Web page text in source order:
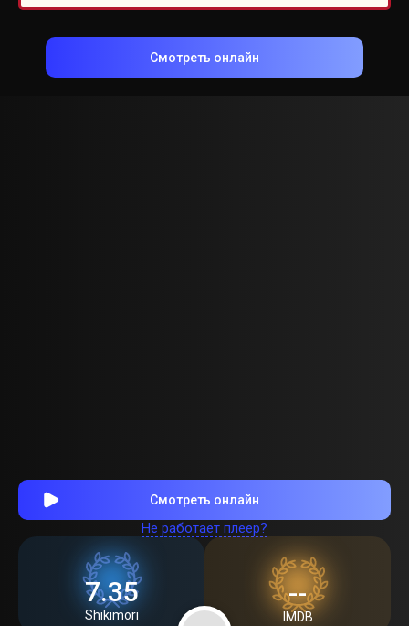
Смотреть онлайн
Смотреть онлайн
Не работает плеер?
7.35
Shikimori
--
IMDB